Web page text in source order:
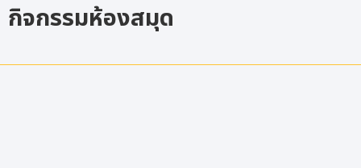
กิจกรรมห้องสมุด